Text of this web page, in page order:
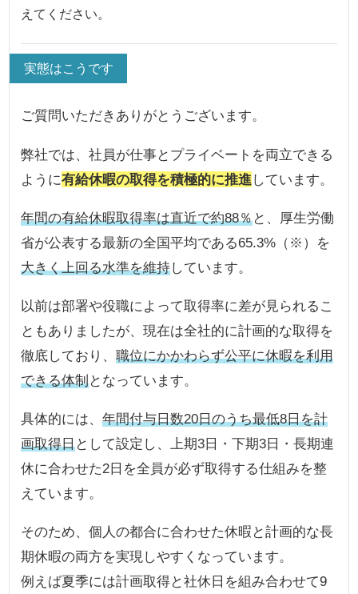
えてください。
実態はこうです
ご質問いただきありがとうございます。
弊社では、社員が仕事とプライベートを両立できる
ように有給休暇の取得を積極的に推進 しています。
年間の有給休暇取得率は直近で約88％と、厚生労働
省が公表する最新の全国平均である65.3%（※）を
大きく上回る水準を維持しています。
以前は部署や役職によって取得率に差が見られるこ
ともありましたが、現在は全社的に計画的な取得を
徹底しており、職位にかかわらず公平に休暇を利用
できる体制となっています。
具体的には、年間付与日数20日のうち最低8日を計
画取得日として設定し、上期3日・下期3日・長期連
休に合わせた2日を全員が必ず取得する仕組みを整
えています。
そのため、個人の都合に合わせた休暇と計画的な長
期休暇の両方を実現しやすくなっています。
例えば夏季には計画取得と社休日を組み合わせて9